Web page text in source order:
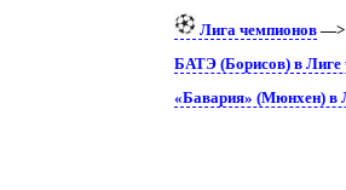
Лига чемпионов—>
БАТЭ (Борисов) в Лиге
«Бавария» (Мюнхен) в